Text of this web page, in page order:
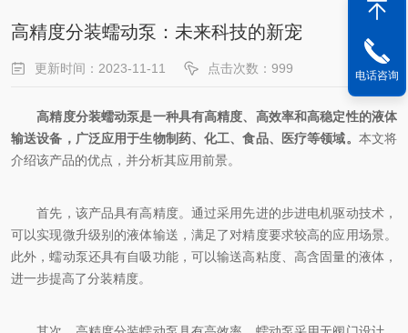
高精度分装蠕动泵：未来科技的新宠
更新时间：2023-11-11 点击次数：999
高精度分装蠕动泵是一种具有高精度、高效率和高稳定性的液体
输送设备，广泛应用于生物制药、化工、食品、医疗等领域。 本文将
介绍该产品的优点，并分析其应用前景。
首先，该产品具有高精度。通过采用先进的步进电机驱动技术，
可以实现微升级别的液体输送，满足了对精度要求较高的应用场景。
此外，蠕动泵还具有自吸功能，可以输送高粘度、高含固量的液体，
进一步提高了分装精度。
电话咨询